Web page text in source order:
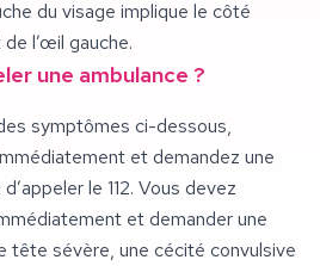
du visage implique le côté
l’œil gauche.
une ambulance ?
symptômes ci-dessous,
et demandez une
le 112. Vous devez
et demander une
tête sévère, une cécité convulsive